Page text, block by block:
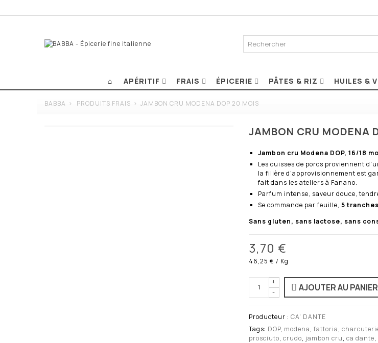
APÉRITIF FRAIS ÉPICERIE PÂTES & RIZ HUILES &
BABBA > PRODUITS FRAIS > JAMBON CRU MODENA DOP 20 MOIS
JAMBON CRU MODENA
Jambon cru Modena DOP, 16/18
Les cuisses de porcs proviennent
la filière d'approvisionnement est
fait dans les ateliers à Fanano.
Parfum intense, saveur douce,
Se commande par feuille, 5
Sans gluten, sans lactose, sans
3,70 €
46,25 € / Kg
-
+ AJOUTER AU PANIER
Producteur : CA' DANTE
Tags: DOP, modena, fattoria,
prosciuto, crudo, jambon cru, ca dante,